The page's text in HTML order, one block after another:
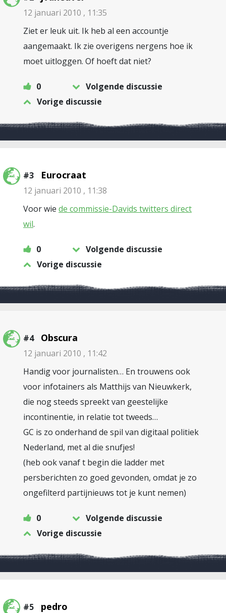
12 januari 2010 , 11:35
Ziet er leuk uit. Ik heb al een accountje
aangemaakt. Ik zie overigens nergens hoe ik
moet uitloggen. Of hoeft dat niet?
0
Volgende discussie
Vorige discussie
#3 Eurocraat
12 januari 2010 , 11:38
Voor wie de commissie-Davids twitters direct
wil.
0
Volgende discussie
Vorige discussie
#4 Obscura
12 januari 2010 , 11:42
Handig voor journalisten… En trouwens ook
voor infotainers als Matthijs van Nieuwkerk,
die nog steeds spreekt van geestelijke
incontinentie, in relatie tot tweeds…
GC is zo onderhand de spil van digitaal politiek
Nederland, met al die snufjes!
(heb ook vanaf t begin die ladder met
persberichten zo goed gevonden, omdat je zo
ongefilterd partijnieuws tot je kunt nemen)
0
Volgende discussie
Vorige discussie
#5 pedro